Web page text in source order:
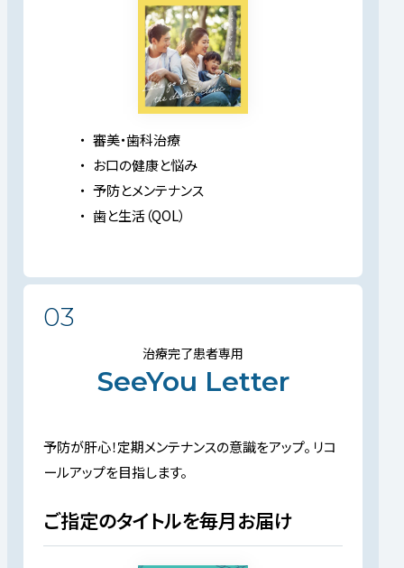
審美・歯科治療
お口の健康と悩み
予防とメンテナンス
歯と生活（QOL）
03
治療完了患者専用
SeeYou Letter
予防が肝心！定期メンテナンスの意識をアップ。 リコ
ールアップを目指します。
ご指定のタイトルを毎月お届け